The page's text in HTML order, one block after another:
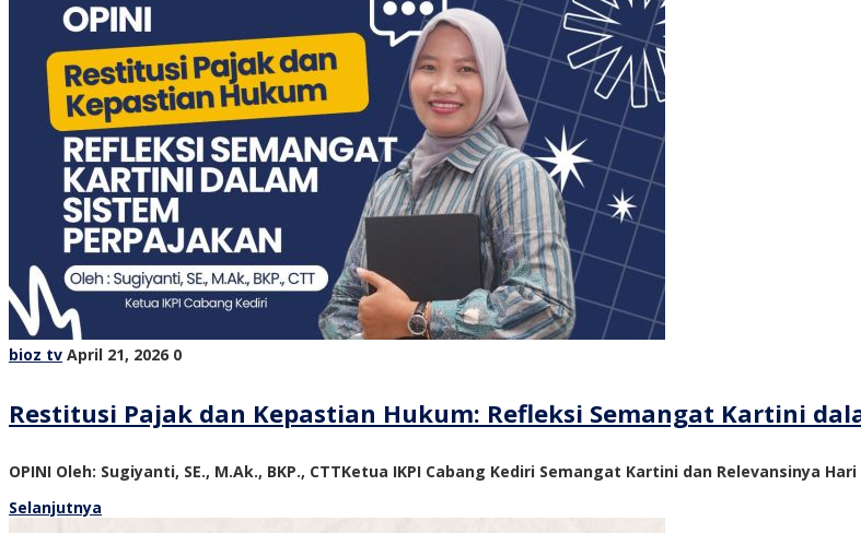
bioz tv April 21, 2026 0
Restitusi Pajak dan Kepastian Hukum: Refleksi Semangat Kartini
OPINI Oleh: Sugiyanti, SE., M.Ak., BKP., CTTKetua IKPI Cabang Kediri Semangat Kartini dan Relevansinya
Selanjutnya